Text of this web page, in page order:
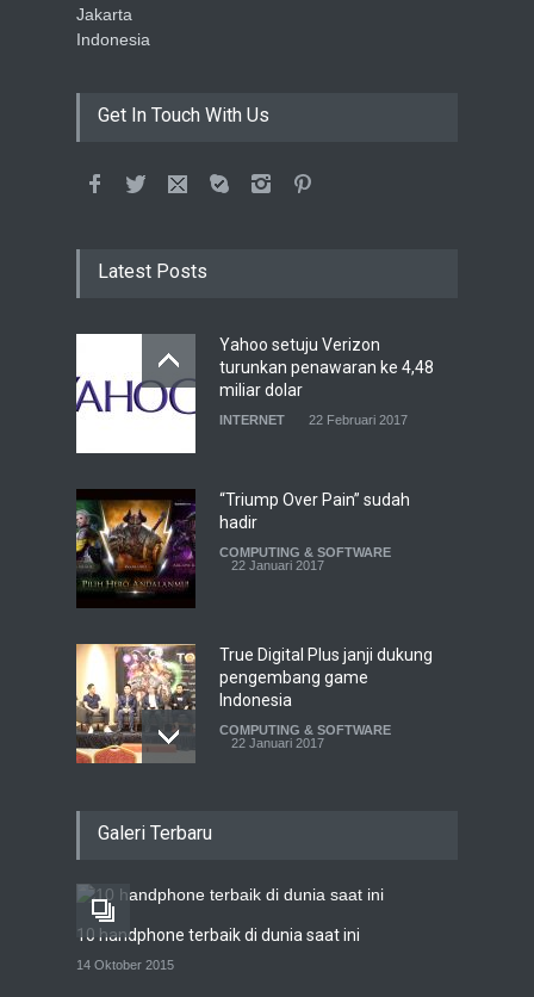
Jakarta
Indonesia
Get In Touch With Us
Latest Posts
Yahoo setuju Verizon
turunkan penawaran ke 4,48
miliar dolar
INTERNET 22 Februari 2017
“Triump Over Pain” sudah
hadir
COMPUTING & SOFTWARE
22 Januari 2017
True Digital Plus janji dukung
pengembang game
Indonesia
COMPUTING & SOFTWARE
22 Januari 2017
22 Januari 2017
Galeri Terbaru
10 handphone terbaik di dunia saat ini
14 Oktober 2015